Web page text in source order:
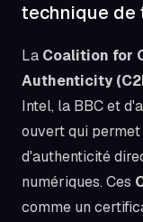
technique de
La Coalition for
Authenticity
Intel, la BBC et
ouvert qui
d'authenticité
numériques. Ces
comme un